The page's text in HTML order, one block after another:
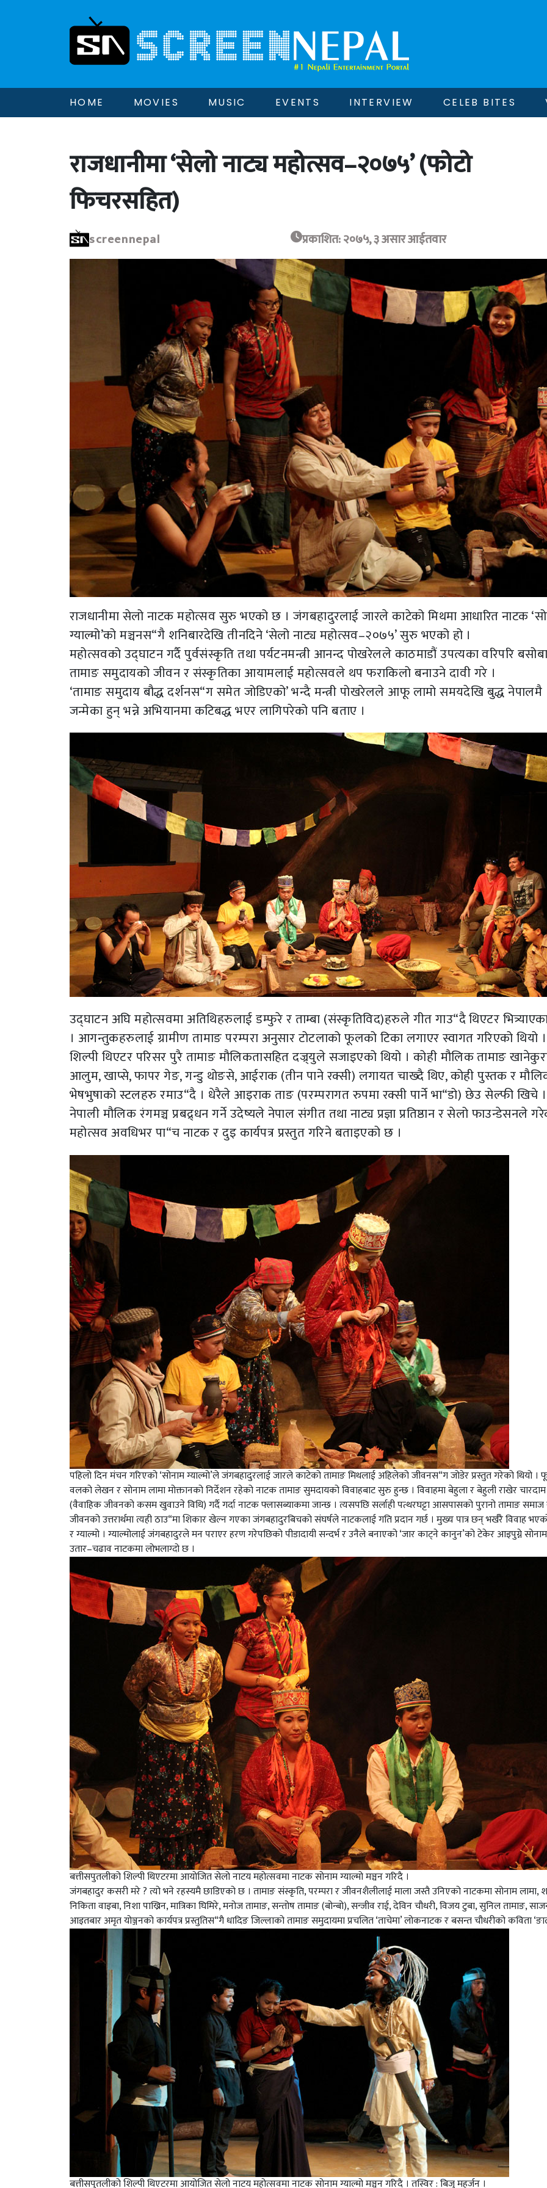
HOME MOVIES MUSIC EVENTS INTERVIEW CELEB BITES
राजधानीमा ‘सेलो नाट्य महोत्सव–२०७५’ (फोटो
फिचरसहित)
screennepal प्रकाशित: २०७५, ३ असार आईतवार
राजधानीमा सेलो नाटक महोत्सव सुरु भएको छ । जंगबहादुरलाई जारले काटेको मिथमा आधारित नाटक
ग्याल्मो’को मञ्चनस“गै शनिबारदेखि तीनदिने ‘सेलो नाट्य महोत्सव–२०७५’ सुरु भएको हो ।
महोत्सवको उद्घाटन गर्दै पुर्वसंस्कृति तथा पर्यटनमन्त्री आनन्द पोखरेलले काठमाडौं उपत्यका वरिपरि
तामाङ समुदायको जीवन र संस्कृतिका आयामलाई महोत्सवले थप फराकिलो बनाउने दावी गरे ।
‘तामाङ समुदाय बौद्ध दर्शनस“ग समेत जोडिएको’ भन्दै मन्त्री पोखरेलले आफू लामो समयदेखि बुद्ध नेपालमै
जन्मेका हुन् भन्ने अभियानमा कटिबद्ध भएर लागिपरेको पनि बताए ।
उद्घाटन अघि महोत्सवमा अतिथिहरुलाई डम्फुरे र ताम्बा (संस्कृतिविद)हरुले गीत गाउ“दै थिएटर
। आगन्तुकहरुलाई ग्रामीण तामाङ परम्परा अनुसार टोटलाको फूलको टिका लगाएर स्वागत गरिएको थियो ।
शिल्पी थिएटर परिसर पुरै तामाङ मौलिकतासहित दज्र्युले सजाइएको थियो । कोही मौलिक तामाङ
आलुम, खाप्से, फापर गेङ, गन्डु थोङसे, आईराक (तीन पाने रक्सी) लगायत चाख्दै थिए, कोही पुस्तक र
भेषभुषाको स्टलहरु रमाउ“दै । धेरैले आइराक ताङ (परम्परागत रुपमा रक्सी पार्ने भा“डो) छेउ सेल्फी खिचे ।
नेपाली मौलिक रंगमञ्च प्रबद्र्धन गर्ने उदेष्यले नेपाल संगीत तथा नाट्य प्रज्ञा प्रतिष्ठान र सेलो फाउन्डेसनले
महोत्सव अवधिभर पा“च नाटक र दुइ कार्यपत्र प्रस्तुत गरिने बताइएको छ ।
पहिलो दिन मंचन गरिएको ‘सोनाम ग्याल्मो’ले जंगबहादुरलाई जारले काटेको तामाङ मिथलाई अहिलेको जीवनस“ग जोडेर प्रस्तुत गरेको थियो ।
वलको लेखन र सोनाम लामा मोक्तानको निर्देशन रहेको नाटक तामाङ सुमदायको विवाहबाट सुरु हुन्छ । विवाहमा बेहुला र बेहुली राखेर चारदाम
(वैवाहिक जीवनको कसम खुवाउने विधि) गर्दै गर्दा नाटक फ्लासब्याकमा जान्छ । त्यसपछि सर्लाही पत्थरघट्टा आसपासको पुरानो तामाङ समाज
जीवनको उत्तरार्थमा त्यही ठाउ“मा शिकार खेल्न गएका जंगबहादुरबिचको संघर्षले नाटकलाई गति प्रदान गर्छ । मुख्य पात्र छन् भर्खरै विवाह
र ग्याल्मो । ग्याल्मोलाई जंगबहादुरले मन पराएर हरण गरेपछिको पीडादायी सन्दर्भ र उनैले बनाएको ‘जार काट्ने कानुन’को टेकेर आइपुग्ने
उतार–चढाव नाटकमा लोभलाग्दो छ ।
बत्तीसपुतलीको शिल्पी थिएटरमा आयोजित सेलो नाटय महोत्सवमा नाटक सोनाम ग्याल्मो मञ्चन गरिदै ।
जंगबहादुर कसरी मरे ? त्यो भने रहस्यमै छाडिएको छ । तामाङ संस्कृति, परम्परा र जीवनशैलीलाई माला जस्तै उनिएको नाटकमा सोनाम लामा,
निकिता वाइबा, निशा पाख्रिन, मात्रिका घिमिरे, मनोज तामाङ, सन्तोष तामाङ (बोन्बो), सन्जीव राई, देविन चौधरी, विजय टुबा, सुनिल
आइतबार अमृत योञ्जनको कार्यपत्र प्रस्तुतिस“गै धादिङ जिल्लाको तामाङ समुदायमा प्रचलित ‘ताचेमा’ लोकनाटक र बसन्त चौधरीको कविता
बत्तीसपुतलीको शिल्पी थिएटरमा आयोजित सेलो नाटय महोत्सवमा नाटक सोनाम ग्याल्मो मञ्चन गरिदै । तस्विर : बिजु महर्जन ।